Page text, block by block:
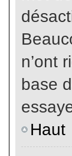
n’ont
base
Haut